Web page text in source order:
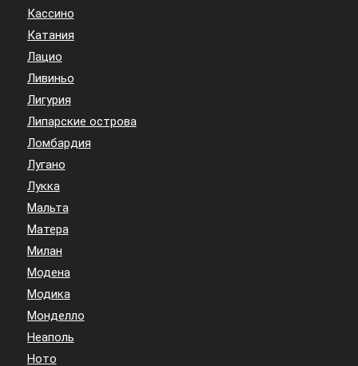
Кассино
Катания
Лацио
Ливиньо
Лигурия
Липарские острова
Ломбардия
Лугано
Лукка
Мальта
Матера
Милан
Модена
Модика
Монделло
Неаполь
Ното